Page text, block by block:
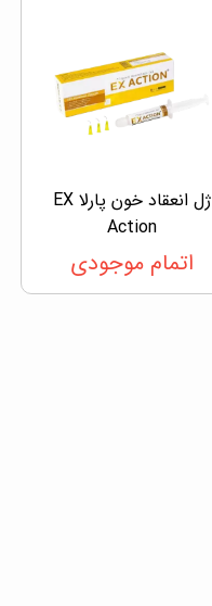
ژل انعقاد خون پارلا EX
Action
اتمام موجودی